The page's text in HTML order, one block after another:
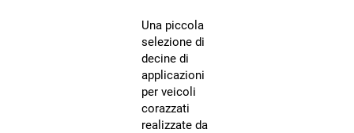
Una piccola
selezione di
decine di
applicazioni
per veicoli
corazzati
realizzate da